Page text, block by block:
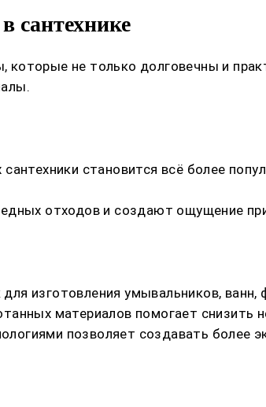
сантехнике
которые не только долговечны и
становится всё более
отходов и создают ощущение
изготовления умывальников,
материалов помогает снизить
позволяет создавать более